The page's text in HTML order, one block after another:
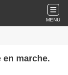
MENU
marche.